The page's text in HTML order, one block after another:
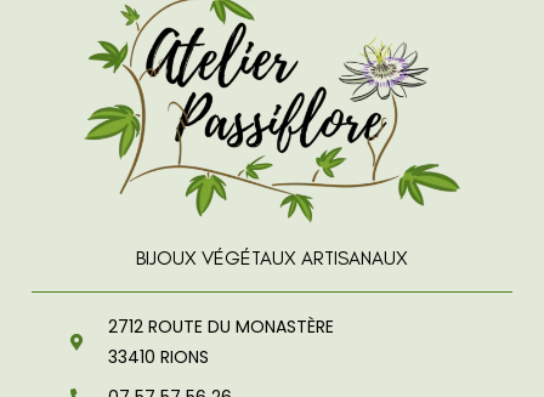
BIJOUX VÉGÉTAUX ARTISANAUX
2712 ROUTE DU MONASTÈRE
33410 RIONS